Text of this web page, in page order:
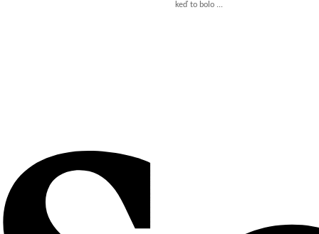
keď to bolo ...